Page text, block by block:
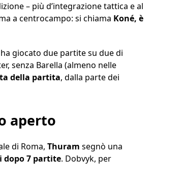
– più d’integrazione tattica e al
a centrocampo: si chiama Koné, è
giocato due partite su due di
senza Barella (almeno nelle
della partita, dalla parte dei
aperto
di Roma, Thuram segnò una
dopo 7 partite. Dobvyk, per